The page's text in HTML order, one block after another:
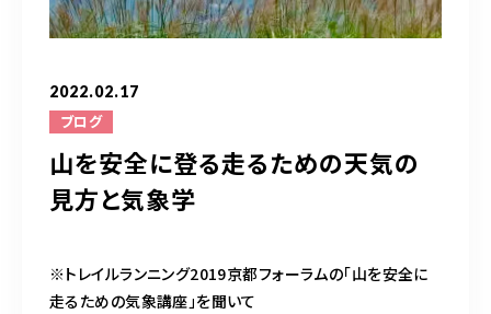
2022.02.17
ブログ
山を安全に登る走るための天気の
見方と気象学
※トレイルランニング2019京都フォーラムの「山を安全に
走るための気象講座」を聞いて
お問い合わせはこちら